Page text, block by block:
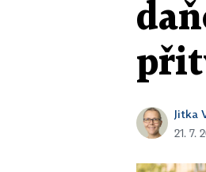
Jitka
21. 7.